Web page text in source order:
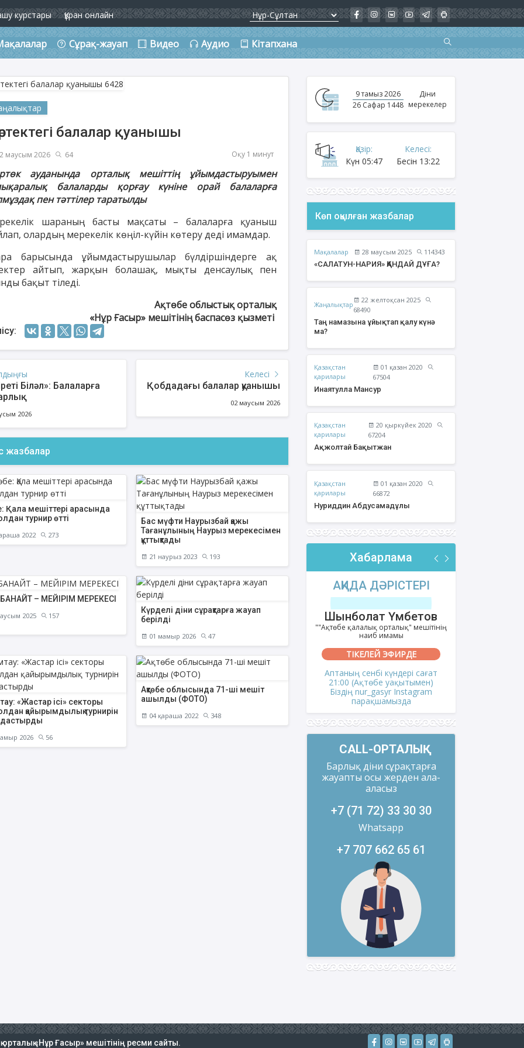
курстары Құран онлайн
Сұрақ-жауап Видео Аудио Кітапхана
Жұмабаев Данияр
Әлимұхамедұлы
Ақжолтай Бақытжан
Әбішев Қуаныш
балалар қуанышы
маусым 2026 64 Оқу 1 минут
ауданында орталық мешіттің ұйымдастыруымен
балаларды қорғау күніне орай балаларға
пен тәттілер таратылды
шараның басты мақсаты – балаларға қуаныш
олардың мерекелік көңіл-күйін көтеру деді имамдар.
барысында ұйымдастырушылар бүлдіршіндерге ақ
айтып, жарқын болашақ, мықты денсаулық пен
бақыт тіледі.
Ақтөбе облыстық орталық
«Нұр Ғасыр» мешітінің баспасөз қызметі
Біләл»: Балаларға
2026
Келесі
Қобдадағы балалар қуанышы
02 маусым 2026
жазбалар
Қала мешіттері арасында
турнир өтті
2022 273
Бас мүфти Наурызбай қажы
Тағанұлының Наурыз мерекесімен
құттықтады
21 наурыз 2023 193
– МЕЙІРІМ МЕРЕКЕСІ
2025 157
Күрделі діни сұрақтарға жауап
берілді
01 мамыр 2026 47
«Жастар ісі» секторы
қайырымдылық турнирін
2026 56
Ақтөбе облысында 71-ші мешіт
ашылды (ФОТО)
04 қараша 2022 348
9 тамыз 2026
26 Сафар 1448
Діни
мерекелер
Қазір:
Күн 05:47
Келесі:
Бесін 13:22
Көп оқылған жазбалар
Мақалалар 28 маусым 2025
114343
«САЛАТУН-НАРИЯ» ҚАНДАЙ ДҰҒА?
Жаңалықтар
22 желтоқсан 2025
68490
Таң намазына ұйықтап қалу күнә
ма?
Қазақстан
қарилары
01 қазан 2020
67504
Инаятулла Мансур
Қазақстан
қарилары
20 қыркүйек 2020
67204
Ақжолтай Бақытжан
Қазақстан
қарилары
01 қазан 2020
66872
Нуриддин Абдусамадұлы
Хабарлама
АҚИДА ДӘРІСТЕРІ
Шынболат Үмбетов
наиб имамы
ТІКЕЛЕЙ ЭФИРДЕ
Аптаның сенбі күндері сағат
21:00 (Ақтөбе уақытымен)
Біздің nur_gasyr Instagram
парақшамызда
ФИҚҺ ДӘРІСТЕРІ
Нұрбол Смағұлов
наиб имамы
ТІКЕЛЕЙ ЭФИРДЕ
Аптаның сәрсенбі күндері сағат
21:00 (Ақтөбе уақытымен)
Біздің nur_gasyr Instagram
парақшамызда
АҚИДА ДӘРІСТЕРІ
Шынболат Үмбетов
""Ақтөбе қалалық орталық" мешітінің
наиб имамы
ТІКЕЛЕЙ ЭФИРДЕ
Аптаның сенбі күндері сағат
21:00 (Ақтөбе уақытымен)
Біздің nur_gasyr Instagram
парақшамызда
CALL-ОРТАЛЫҚ
Барлық діни сұрақтарға
жауапты осы жерден ала-
аласыз
+7 (71 72) 33 30 30
Whatsapp
+7 707 662 65 61
«Нұр Ғасыр» мешітінің ресми сайты.